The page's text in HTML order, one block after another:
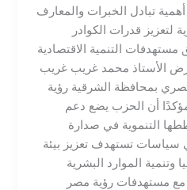
تبادل الخبرات والمعارف
لتعزيز قدرات الكوادر
التنمية الاقتصادية
الأستاذ محمد غريب غريب
بمحافظة الشرقية رؤية
مؤكدًا أن الحزب يضع دعم
التنموية في صدارة
سياسات تستهدف تعزيز بيئة
وتنمية الموارد البشرية
مع مستهدفات رؤية مصر